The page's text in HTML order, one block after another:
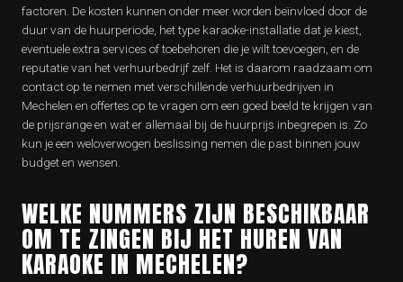
factoren. De kosten kunnen onder meer worden beïnvloed door de
duur van de huurperiode, het type karaoke-installatie dat je kiest,
eventuele extra services of toebehoren die je wilt toevoegen, en de
reputatie van het verhuurbedrijf zelf. Het is daarom raadzaam om
contact op te nemen met verschillende verhuurbedrijven in
Mechelen en offertes op te vragen om een goed beeld te krijgen van
de prijsrange en wat er allemaal bij de huurprijs inbegrepen is. Zo
kun je een weloverwogen beslissing nemen die past binnen jouw
budget en wensen.
WELKE NUMMERS ZIJN BESCHIKBAAR
OM TE ZINGEN BIJ HET HUREN VAN
KARAOKE IN MECHELEN?